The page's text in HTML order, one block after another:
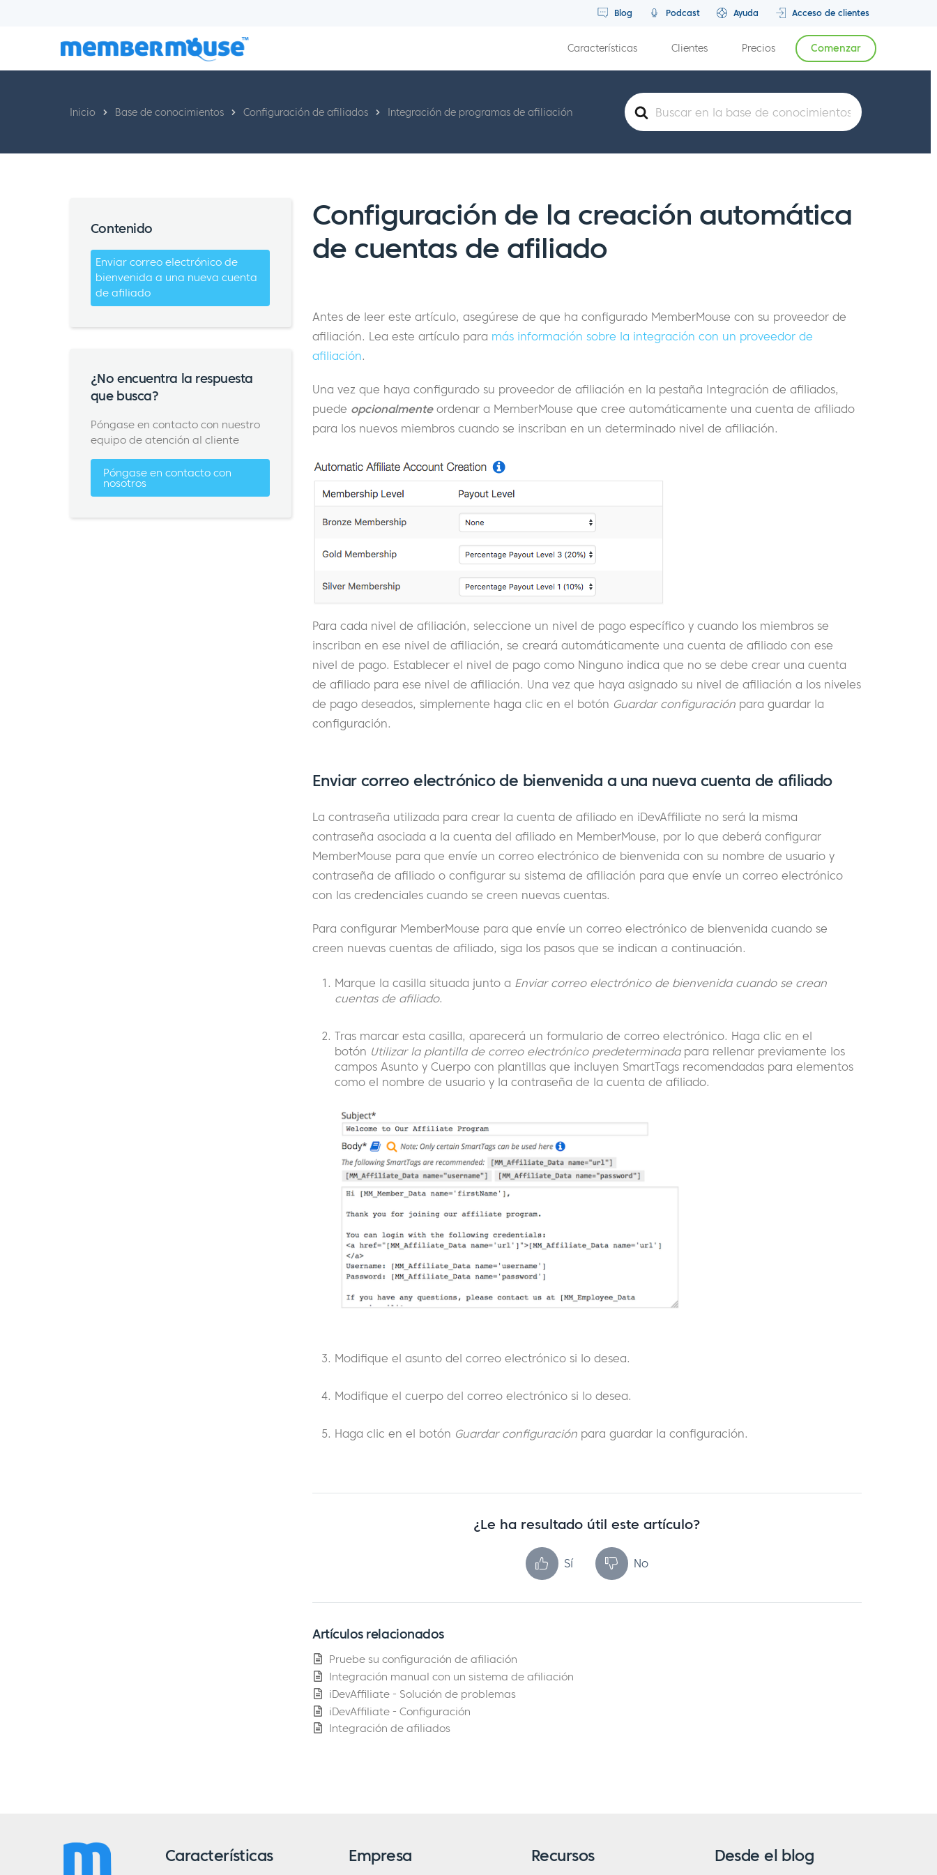
Blog Podcast Ayuda Acceso de clientes
Características Clientes Precios Comenzar
Buscar
Inicio Base de conocimientos Configuración de afiliados Integración de programas de afiliación
Configuración de la creación automática
de cuentas de afiliado
Antes de leer este artículo, asegúrese de que ha configurado MemberMouse con su proveedor de
afiliación. Lea este artículo para más información sobre la integración con un proveedor de
afiliación.
Una vez que haya configurado su proveedor de afiliación en la pestaña Integración de afiliados,
puede opcionalmenteordenar a MemberMouse que cree automáticamente una cuenta de afiliado
para los nuevos miembros cuando se inscriban en un determinado nivel de afiliación.
Para cada nivel de afiliación, seleccione un nivel de pago específico y cuando los miembros se
inscriban en ese nivel de afiliación, se creará automáticamente una cuenta de afiliado con ese
nivel de pago. Establecer el nivel de pago como Ninguno indica que no se debe crear una cuenta
de afiliado para ese nivel de afiliación. Una vez que haya asignado su nivel de afiliación a los niveles
de pago deseados, simplemente haga clic en el botón Guardar configuraciónpara guardar la
configuración.
Enviar correo electrónico de bienvenida a una nueva cuenta de afiliado
La contraseña utilizada para crear la cuenta de afiliado en iDevAffiliate no será la misma
contraseña asociada a la cuenta del afiliado en MemberMouse, por lo que deberá configurar
MemberMouse para que envíe un correo electrónico de bienvenida con su nombre de usuario y
contraseña de afiliado o configurar su sistema de afiliación para que envíe un correo electrónico
con las credenciales cuando se creen nuevas cuentas.
Para configurar MemberMouse para que envíe un correo electrónico de bienvenida cuando se
creen nuevas cuentas de afiliado, siga los pasos que se indican a continuación.
Marque la casilla situada junto a Enviar correo electrónico de bienvenida cuando se crean
cuentas de afiliado.
Tras marcar esta casilla, aparecerá un formulario de correo electrónico. Haga clic en el
botón Utilizar la plantilla de correo electrónico predeterminadapara rellenar previamente los
campos Asunto y Cuerpo con plantillas que incluyen SmartTags recomendadas para elementos
como el nombre de usuario y la contraseña de la cuenta de afiliado.
Modifique el asunto del correo electrónico si lo desea.
Modifique el cuerpo del correo electrónico si lo desea.
Haga clic en el botón Guardar configuración para guardar la configuración.
¿Le ha resultado útil este artículo?
Sí No
Artículos relacionados
Pruebe su configuración de afiliación
Integración manual con un sistema de afiliación
iDevAffiliate - Solución de problemas
iDevAffiliate - Configuración
Integración de afiliados
Contenido
Enviar correo electrónico de
bienvenida a una nueva cuenta
de afiliado
¿No encuentra la respuesta
que busca?
Póngase en contacto con nuestro
equipo de atención al cliente
Póngase en contacto con
nosotros
Características Empresa Recursos Desde el blog